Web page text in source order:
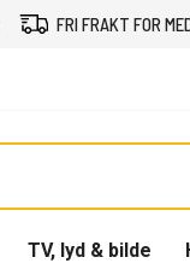
FRI FRAKT FOR
TV, lyd & bilde